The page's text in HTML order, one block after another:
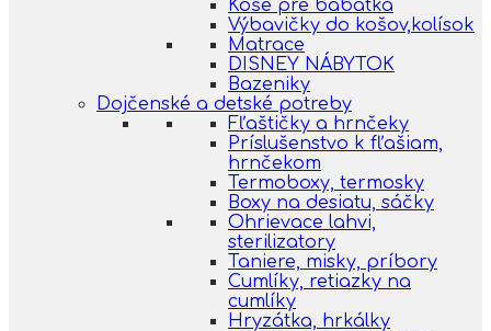
Koše pre bábätká
Výbavičky do košov,kolísok
Matrace
DISNEY NÁBYTOK
Bazeniky
Dojčenské a detské potreby
Fľaštičky a hrnčeky
Príslušenstvo k fľašiam,
hrnčekom
Termoboxy, termosky
Boxy na desiatu, sáčky
Ohrievace lahvi,
sterilizatory
Taniere, misky, príbory
Cumlíky, retiazky na
cumlíky
Hryzátka, hrkálky